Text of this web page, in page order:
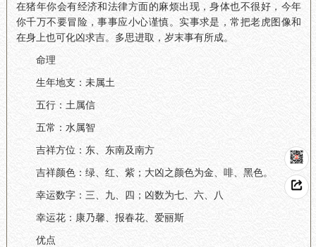
在猪年你会有经济和法律方面的麻烦出现，身体也不很好，今年
你千万不要冒险，事事应小心谨慎。实事求是，常把老虎图像和
在身上也可化凶求吉。多思进取，岁末事有所成。
命理
生年地支：未属土
五行：土属信
五常：水属智
吉祥方位：东、东南及南方
吉祥颜色：绿、红、紫；大凶之颜色为金、啡、黑色。
幸运数字：三、九、四；凶数为七、六、八
幸运花：康乃馨、报春花、爱丽斯
优点